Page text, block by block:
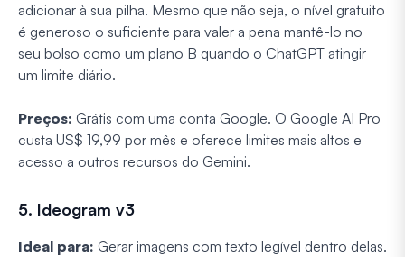
adicionar à sua pilha. Mesmo que não seja, o nível gratuito
é generoso o suficiente para valer a pena mantê-lo no
seu bolso como um plano B quando o ChatGPT atingir
um limite diário.
Preços: Grátis com uma conta Google. O Google AI Pro
custa US$ 19,99 por mês e oferece limites mais altos e
acesso a outros recursos do Gemini.
5. Ideogram v3
Ideal para: Gerar imagens com texto legível dentro delas.